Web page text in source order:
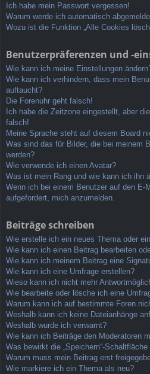
Ich habe mein Passwort vergessen!
Warum werde ich automatisch
Wozu ist die Funktion „Alle Cookies
Benutzerpräferenzen und -
Wie kann ich meine Einstellungen
Wie kann ich verhindern, dass mein
auftaucht?
Die Forenuhr geht falsch!
Ich habe die Zeitzone eingestellt, aber
falsch!
Meine Sprache steht auf diesem Board
Was sind das für Bilder, die bei meinem
werden?
Wie verwende ich einen Avatar?
Was ist mein Rang und wie kann ich ihn
Wenn ich bei einem Benutzer auf den E-
aufgefordert, mich anzumelden.
Beiträge schreiben
Wie erstelle ich ein neues Thema oder
Wie kann ich einen Beitrag bearbeiten
Wie kann ich meinem Beitrag eine
Wie kann ich eine Umfrage erstellen?
Wieso kann ich nicht mehr
Wie bearbeite oder lösche ich eine
Warum kann ich auf bestimmte Foren
Weshalb kann ich keine Dateianhänge
Weshalb wurde ich verwarnt?
Wie kann ich Beiträge den Moderatoren
Was bewirkt die „Speichern“-
Warum muss mein Beitrag erst
Wie markiere ich ein Thema als neu?